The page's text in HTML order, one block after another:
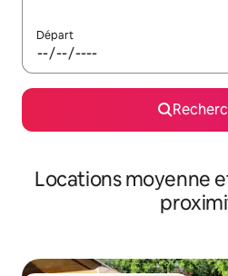
Départ
Locations moyenne